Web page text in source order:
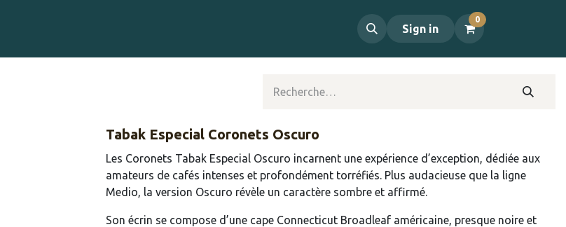
Sign in
0
Tabak Especial Coronets Oscuro
Les Coronets Tabak Especial Oscuro incarnent une expérience d’exception, dédiée aux
amateurs de cafés intenses et profondément torréfiés. Plus audacieuse que la ligne
Medio, la version Oscuro révèle un caractère sombre et affirmé.
Son écrin se compose d’une cape Connecticut Broadleaf américaine, presque noire et